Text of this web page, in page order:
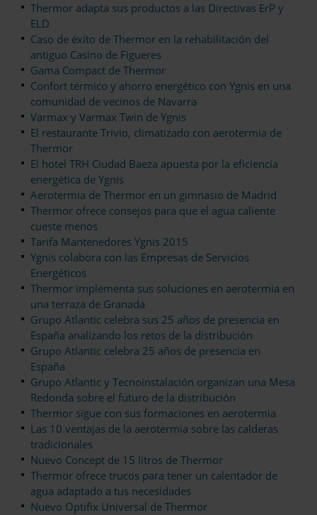
Thermor adapta sus productos a las Directivas ErP y
ELD
Caso de éxito de Thermor en la rehabilitación del
antiguo Casino de Figueres
Gama Compact de Thermor
Confort térmico y ahorro energético con Ygnis en una
comunidad de vecinos de Navarra
Varmax y Varmax Twin de Ygnis
El restaurante Trivio, climatizado con aerotermia de
Thermor
El hotel TRH Ciudad Baeza apuesta por la eficiencia
energética de Ygnis
Aerotermia de Thermor en un gimnasio de Madrid
Thermor ofrece consejos para que el agua caliente
cueste menos
Tarifa Mantenedores Ygnis 2015
Ygnis colabora con las Empresas de Servicios
Energéticos
Thermor implementa sus soluciones en aerotermia en
una terraza de Granada
Grupo Atlantic celebra sus 25 años de presencia en
España analizando los retos de la distribución
Grupo Atlantic celebra 25 años de presencia en
España
Grupo Atlantic y Tecnoinstalación organizan una Mesa
Redonda sobre el futuro de la distribución
Thermor sigue con sus formaciones en aerotermia
Las 10 ventajas de la aerotermia sobre las calderas
tradicionales
Nuevo Concept de 15 litros de Thermor
Thermor ofrece trucos para tener un calentador de
agua adaptado a tus necesidades
Nuevo Optifix Universal de Thermor